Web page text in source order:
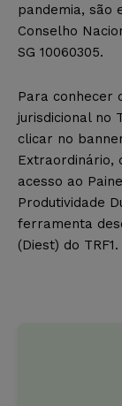
pandemia, são
Conselho
SG 10060305.
Para conhecer
jurisdicional no
clicar no
Extraordinário,
acesso ao
Produtividade
ferramenta
(Diest) do TRF1.